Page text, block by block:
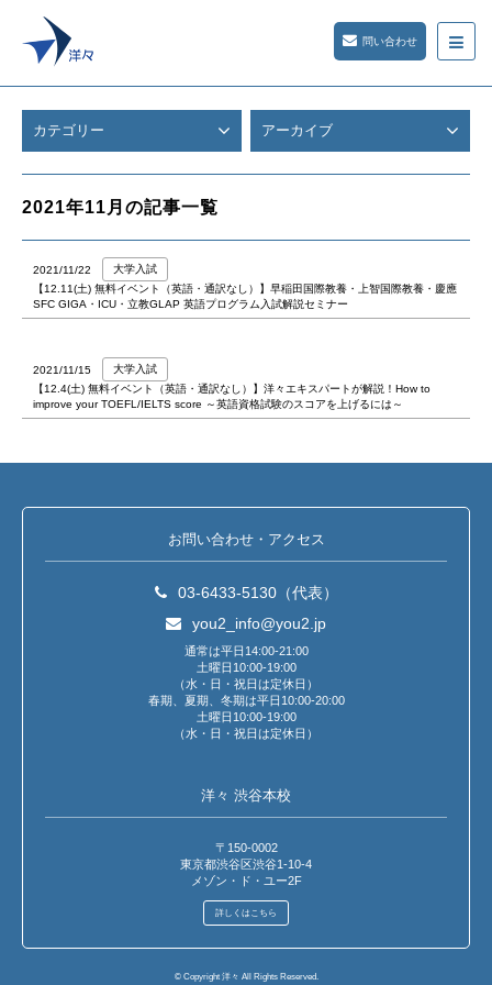
問い合わせ
カテゴリー アーカイブ
2021年11月の記事一覧
2021/11/22
大学入試
【12.11(土) 無料イベント（英語・通訳なし）】早稲田国際教養・上智国際教養・慶應
SFC GIGA・ICU・立教GLAP 英語プログラム入試解説セミナー
2021/11/15
大学入試
【12.4(土) 無料イベント（英語・通訳なし）】洋々エキスパートが解説！How to
improve your TOEFL/IELTS score ～英語資格試験のスコアを上げるには～
お問い合わせ・アクセス
03-6433-5130（代表）
you2_info@you2.jp
通常は平日14:00-21:00
土曜日10:00-19:00
（水・日・祝日は定休日）
春期、夏期、冬期は平日10:00-20:00
土曜日10:00-19:00
（水・日・祝日は定休日）
洋々 渋谷本校
〒150-0002
東京都渋谷区渋谷1-10-4
メゾン・ド・ユー2F
詳しくはこちら
© Copyright 洋々 All Rights Reserved.